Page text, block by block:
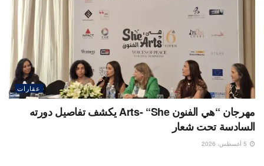
عقارات
مهرجان “هي الفنون Arts- “She يكشف تفاصيل دورته
السادسة تحت شعار